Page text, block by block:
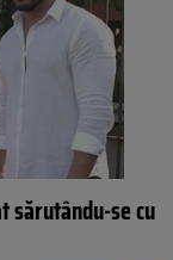
sărutându-se cu